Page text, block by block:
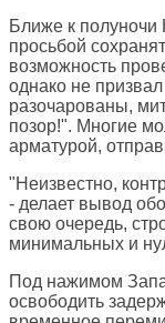
Ближе к полуночи
просьбой
возможность
однако не
разочарованы,
позор!". Многие
арматурой,
"Неизвестно,
- делает вывод
свою очередь,
минимальных и
Под нажимом
освободить